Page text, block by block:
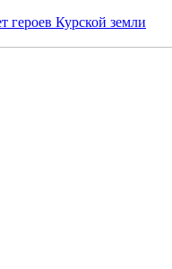
героев Курской земли